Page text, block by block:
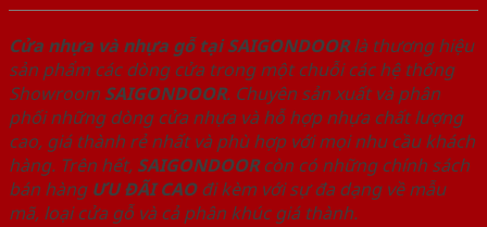
Cửa nhựa và nhựa gỗ tại SAIGONDOORlà thương hiệu
sản phẩm các dòng cửa trong một chuỗi các hệ thống
Showroom SAIGONDOOR. Chuyên sản xuất và phân
phối những dòng cửa nhựa và hỗ hợp nhựa chất lượng
cao, giá thành rẻ nhất và phù hợp với mọi nhu cầu khách
hàng. Trên hết, SAIGONDOORcòn có những chính sách
bán hàng ƯU ĐÃI CAOđi kèm với sự đa dạng về mẫu
mã, loại cửa gỗ và cả phân khúc giá thành.